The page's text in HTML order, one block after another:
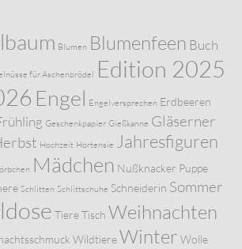
Blumen Blumenfeen Buch
für Aschenbrödel Edition 2025
Engel Engelversprechen Erdbeeren
Geschenkpapier Gießkanne Gläserner
Hochzeit Hortensie Jahresfiguren
Mädchen Nußknacker Puppe
Schlitten Schlittschuhe Schneiderin Sommer
TiereTisch Weihnachten
WildtiereWinter Wolle